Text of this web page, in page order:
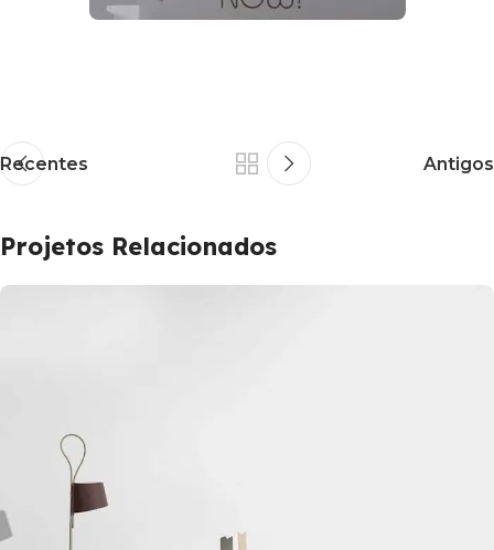
Recentes Antigos
Projetos Relacionados